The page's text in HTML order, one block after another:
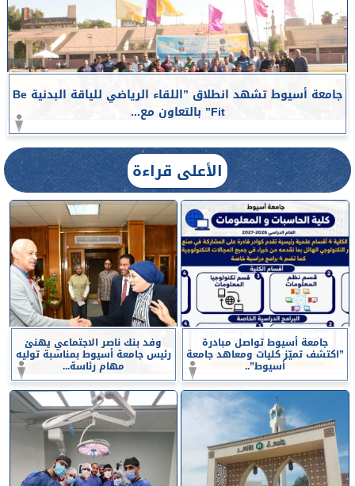
جامعة أسيوط تشهد انطلاق ”اللقاء الرياضي للياقة البدنية Be
Fit” بالتعاون مع...
الأعلى قراءة
جامعة أسيوط تواصل مبادرة
”اكتشف تميّز كليات ومعاهد جامعة
أسيوط”..
وفد بنك ناصر الاجتماعي يهنئ
رئيس جامعة أسيوط بمناسبة توليه
مهام رئاسة...